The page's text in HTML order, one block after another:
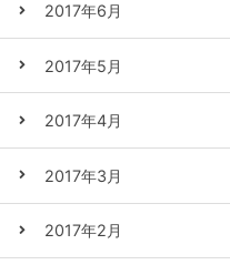
2017年6月
2017年5月
2017年4月
2017年3月
2017年2月